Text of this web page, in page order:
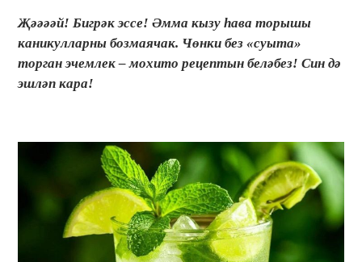
Җәәәәй! Бигрәк эссе! Әмма кызу һава торышы
каникулларны бозмаячак. Чөнки без «суыта»
торган эчемлек – мохито рецептын беләбез! Син дә
эшләп кара!